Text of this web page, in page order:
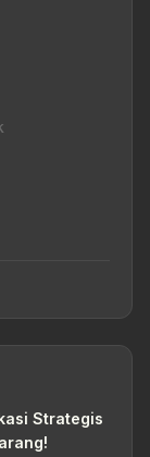
Strategis